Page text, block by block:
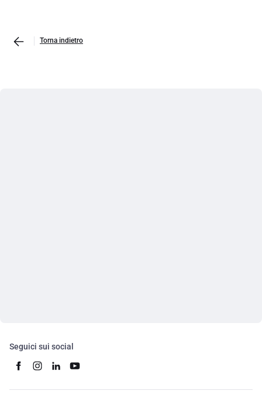
Torna indietro
Seguici sui social